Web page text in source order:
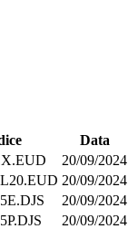
Data
20/09/2024
20/09/2024
20/09/2024
20/09/2024